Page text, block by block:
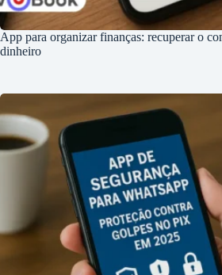
App para organizar finanças: recuperar o
dinheiro